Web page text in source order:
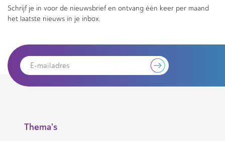
Schrijf je in voor de nieuwsbrief en ontvang één keer per maand
het laatste nieuws in je inbox.
Thema's